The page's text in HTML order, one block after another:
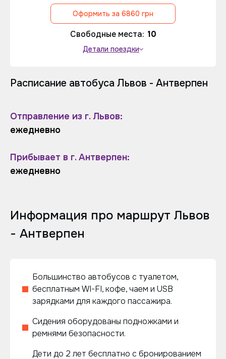
Оформить за 6860 грн
Свободные места: 10
Детали поездки
Расписание автобуса Львов - Антверпен
Отправление из г. Львов:
ежедневно
Прибывает в г. Антверпен:
ежедневно
Информация про маршрут Львов
- Антверпен
Большинство автобусов с туалетом,
бесплатным WI-FI, кофе, чаем и USB
зарядками для каждого пассажира.
Сидения оборудованы подножками и
ремнями безопасности.
Дети до 2 лет бесплатно с бронированием